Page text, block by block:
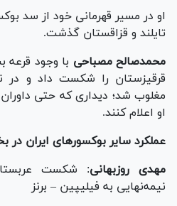
او در مسیر قهرمانی خود از سد
تایلند و قزاقستان گذشت.
محمدصالح مصباحی با وجود قرعه
قرقیزستان را شکست داد و در
مغلوب شد؛ دیداری که حتی
او اعلام کنند.
عملکرد سایر بوکسور‌های ایران در
مهدی روزبهانی: شکست
نیمه‌نهایی به فیلیپین – برنز